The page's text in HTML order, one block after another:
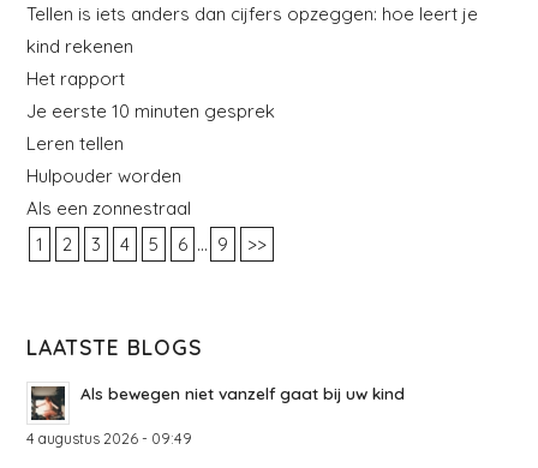
Tellen is iets anders dan cijfers opzeggen: hoe leert je
kind rekenen
Het rapport
Je eerste 10 minuten gesprek
Leren tellen
Hulpouder worden
Als een zonnestraal
1
2 3 4 5 6 ... 9 >>
LAATSTE BLOGS
Als bewegen niet vanzelf gaat bij uw kind
4 augustus 2026 - 09:49